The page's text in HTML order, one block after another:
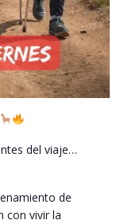
del viaje…
de
con vivir la